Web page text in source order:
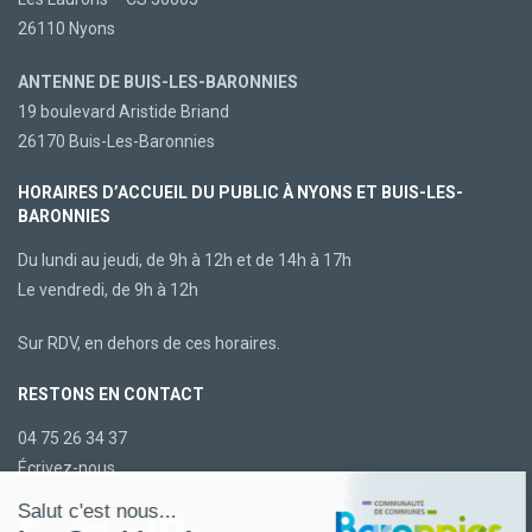
26110 Nyons
ANTENNE DE BUIS-LES-BARONNIES
19 boulevard Aristide Briand
26170 Buis-Les-Baronnies
HORAIRES D’ACCUEIL DU PUBLIC À NYONS ET BUIS-LES-
BARONNIES
Du lundi au jeudi, de 9h à 12h et de 14h à 17h
Le vendredi, de 9h à 12h
Sur RDV, en dehors de ces horaires.
RESTONS EN CONTACT
04 75 26 34 37
Écrivez-nous